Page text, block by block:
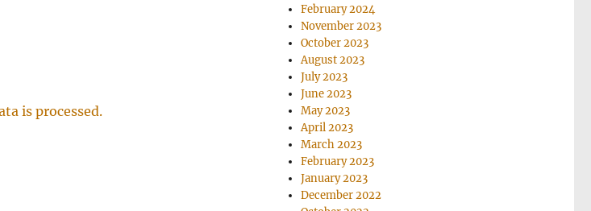
is processed.
February 2024
November 2023
October 2023
August 2023
July 2023
June 2023
May 2023
April 2023
March 2023
February 2023
January 2023
December 2022